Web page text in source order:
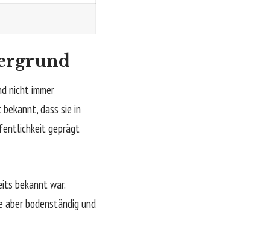
nicht immer
dass sie in
geprägt
bekannt war.
aber bodenständig und